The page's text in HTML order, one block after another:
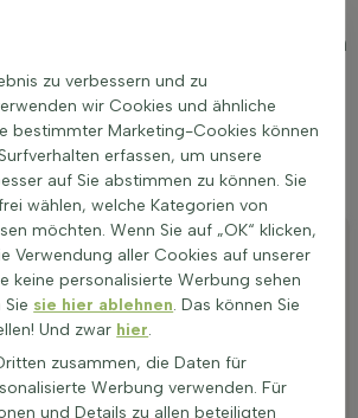
Pflege Malus 'Red Sentinel'
14 200cm Stamm 150b x 120h
Tipps zur Anpflanzung und Pflege von
12/14 200cm Stamm 150b x 120h
Tipps befolgen, werden Sie lange Freude
zu verbessern und zu
wir Cookies und ähnliche
bestimmter Marketing-Cookies können
erfassen, um unsere
auf Sie abstimmen zu können. Sie
wählen, welche Kategorien von
möchten. Wenn Sie auf „OK“ klicken,
Verwendung aller Cookies auf unserer
keine personalisierte Werbung sehen
sie hier ablehnen. Das können Sie
Und zwar hier.
zusammen, die Daten für
Werbung verwenden. Für
und Details zu allen beteiligten